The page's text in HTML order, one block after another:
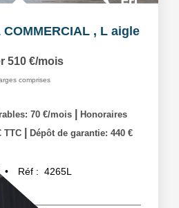
, L aigle
510 €/mois
comprises
70 €/mois
Honoraires
TTC
Dépôt de garantie: 440 €
Réf : 4265L